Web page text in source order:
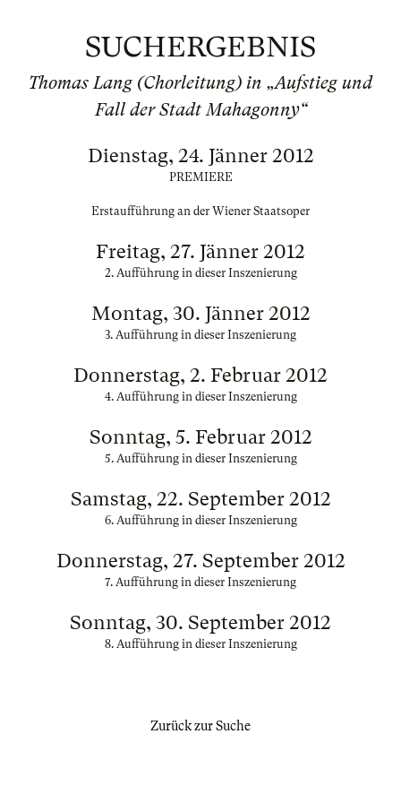
SUCHERGEBNIS
Thomas Lang (Chorleitung) in „Aufstieg und
Fall der Stadt Mahagonny“
Dienstag, 24. Jänner 2012
PREMIERE
Erstaufführung an der Wiener Staatsoper
Freitag, 27. Jänner 2012
2. Aufführung in dieser Inszenierung
Montag, 30. Jänner 2012
3. Aufführung in dieser Inszenierung
Donnerstag, 2. Februar 2012
4. Aufführung in dieser Inszenierung
Sonntag, 5. Februar 2012
5. Aufführung in dieser Inszenierung
Samstag, 22. September 2012
6. Aufführung in dieser Inszenierung
Donnerstag, 27. September 2012
7. Aufführung in dieser Inszenierung
Sonntag, 30. September 2012
8. Aufführung in dieser Inszenierung
Zurück zur Suche